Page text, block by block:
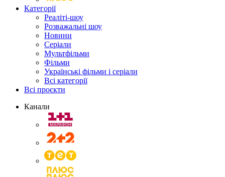
Категорії
Реаліті-шоу
Розважальні шоу
Новини
Серіали
Мультфільми
Фільми
Українські фільми і серіали
Всі категорії
Всі проєкти
Канали